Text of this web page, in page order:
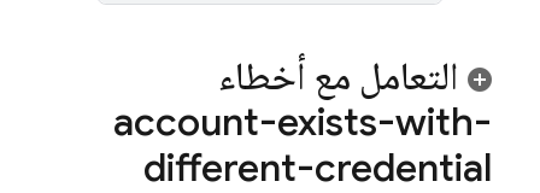
التعامل مع أخطاء
account-exists-with-
different-credential